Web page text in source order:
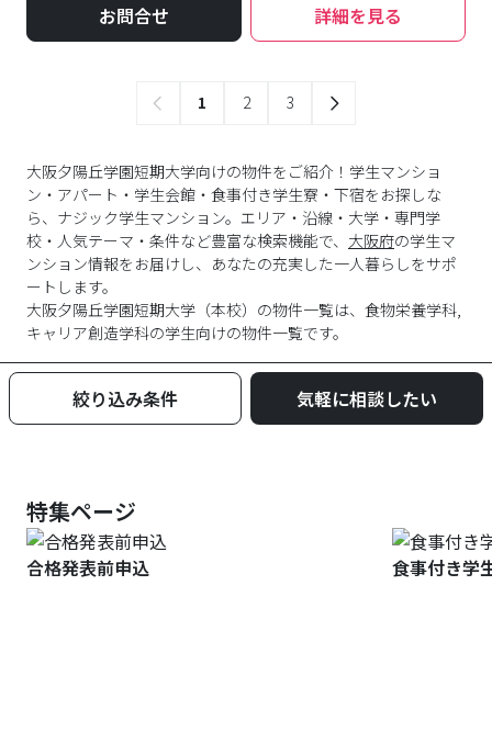
お問合せ 詳細を見る
1 2 3
大阪夕陽丘学園短期大学向けの物件をご紹介！学生マンショ
ン・アパート・学生会館・食事付き学生寮・下宿をお探しな
ら、ナジック学生マンション。エリア・沿線・大学・専門学
校・人気テーマ・条件など豊富な検索機能で、 大阪府の学生マ
ンション情報をお届けし、あなたの充実した一人暮らしをサポ
ートします。
大阪夕陽丘学園短期大学 （本校）の物件一覧は、 食物栄養学科,
キャリア創造学科の学生向けの物件一覧です。
絞り込み条件 気軽に相談したい
特集ページ
合格発表前申込 食事付き学